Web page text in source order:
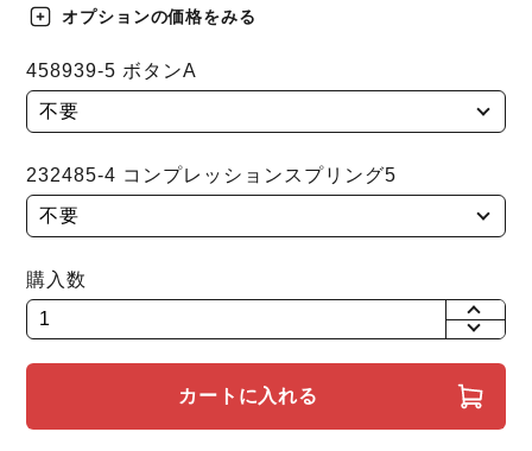
オプションの価格をみる
458939-5 ボタンA
232485-4 コンプレッションスプリング5
購入数
+
カートに入れる